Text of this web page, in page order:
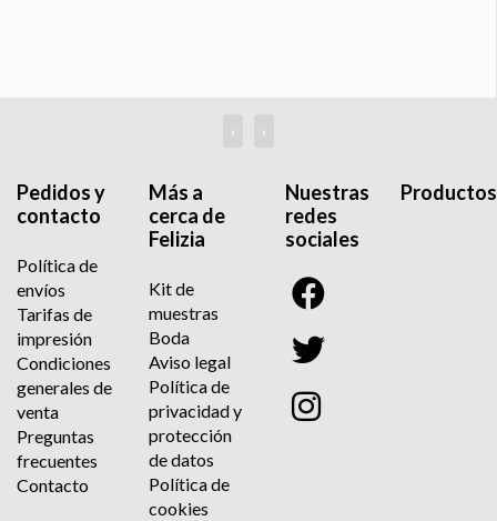
‹ ›
Pedidos y
contacto
Política de
envíos
Tarifas de
impresión
Condiciones
generales de
venta
Preguntas
frecuentes
Contacto
Más a
cerca de
Felizia
Kit de
muestras
Boda
Aviso legal
Política de
privacidad y
protección
de datos
Política de
cookies
Nuestras
redes
sociales
Productos